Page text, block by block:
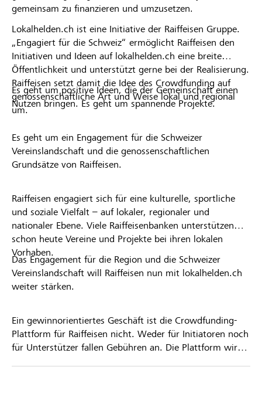
gemeinsam zu finanzieren und umzusetzen.
Lokalhelden.ch ist eine Initiative der Raiffeisen Gruppe.
„Engagiert für die Schweiz“ ermöglicht Raiffeisen den
Initiativen und Ideen auf lokalhelden.ch eine breite
Öffentlichkeit und unterstützt gerne bei der Realisierung.
Raiffeisen setzt damit die Idee des Crowdfunding auf
genossenschaftliche Art und Weise lokal und regional
um.
Es geht um positive Ideen, die der Gemeinschaft einen
Nutzen bringen. Es geht um spannende Projekte.
Es geht um ein Engagement für die Schweizer
Vereinslandschaft und die genossenschaftlichen
Grundsätze von Raiffeisen.
Raiffeisen engagiert sich für eine kulturelle, sportliche
und soziale Vielfalt – auf lokaler, regionaler und
nationaler Ebene. Viele Raiffeisenbanken unterstützen
schon heute Vereine und Projekte bei ihren lokalen
Vorhaben.
Das Engagement für die Region und die Schweizer
Vereinslandschaft will Raiffeisen nun mit lokalhelden.ch
weiter stärken.
Ein gewinnorientiertes Geschäft ist die Crowdfunding-
Plattform für Raiffeisen nicht. Weder für Initiatoren noch
für Unterstützer fallen Gebühren an. Die Plattform wird